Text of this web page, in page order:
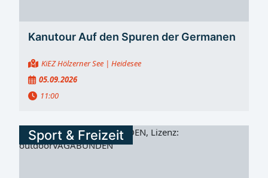
Kanutour Auf den Spuren der Germanen
KiEZ Hölzerner See | Heidesee
05.09.2026
11:00
Sport & Freizeit